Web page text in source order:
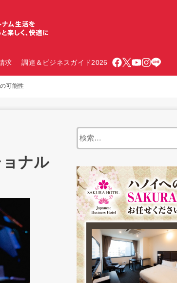
求 調達＆ビジネスガイド2026
可能性
ナル